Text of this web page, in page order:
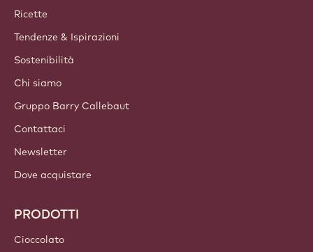
Callebaut
Ricette
Tendenze & Ispirazioni
Sostenibilità
Chi siamo
Gruppo Barry Callebaut
Contattaci
Newsletter
Dove acquistare
PRODOTTI
Cioccolato